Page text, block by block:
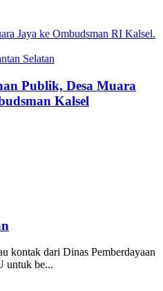
Selatan
Publik, Desa Muara
Kalsel
kontak dari Dinas Pemberdayaan
untuk be...